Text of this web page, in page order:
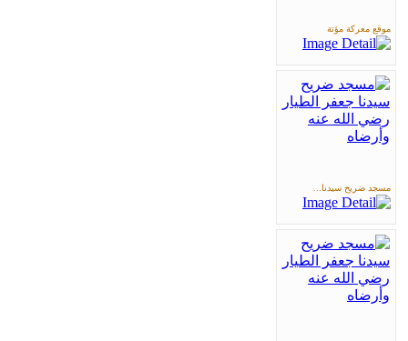
موقع معركة مؤتة
مسجد ضريح سيدنا...